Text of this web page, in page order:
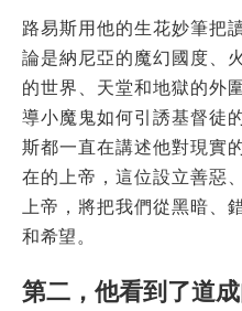
路易斯用他的生花妙筆把
論是納尼亞的魔幻國度、
的世界、天堂和地獄的外
導小魔鬼如何引誘基督徒
斯都一直在講述他對現實
在的上帝，這位設立善惡
上帝，將把我們從黑暗、
和希望。
第二，他看到了道成